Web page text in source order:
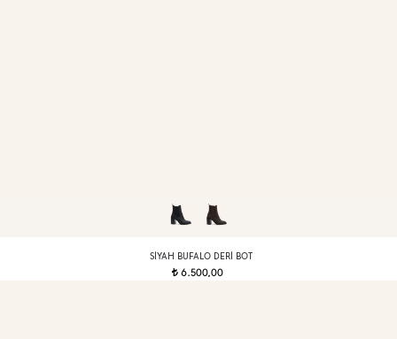
SIYAH BUFALO DERI BOT
t 6.500,00